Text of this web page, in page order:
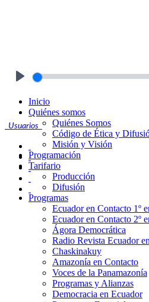
Usuarios
Inicio
Quiénes somos
Quiénes Somos
Código de Ética y
Misión y Visión
Programación
Tarifario
Producción
Difusión
Programas
Ecuador en Contacto 1º
Ecuador en Contacto 2º
Ágora Democrática
Radio Revista Ecuador
Chaskinakuy
Amazonía en Contacto
Voces de la Panamazonía
Programas y Alianzas
Democracia en Ecuador